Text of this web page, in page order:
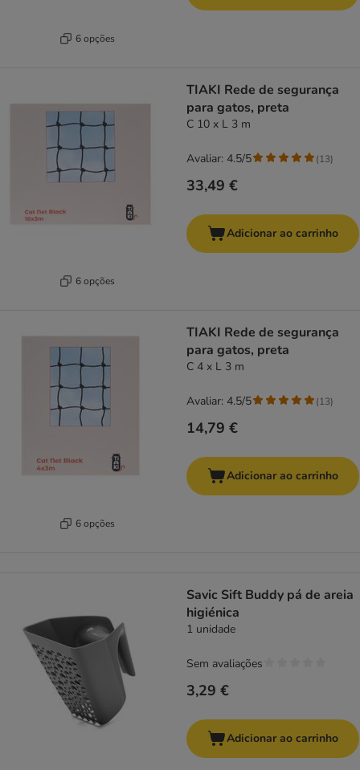
6 opções
6 opções
TIAKI Rede de segurança
para gatos, preta
C 10 x L 3 m
33,49 €
Avaliar: 4.5/5 (13)
Adicionar ao carrinho
6 opções
TIAKI Rede de segurança
para gatos, preta
C 4 x L 3 m
14,79 €
Avaliar: 4.5/5 (13)
Adicionar ao carrinho
Savic Sift Buddy pá de areia
higiénica
1 unidade
3,29 €
Sem avaliações
Adicionar ao carrinho